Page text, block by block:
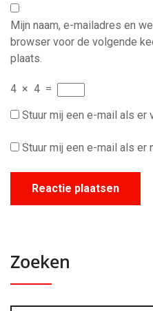
Mijn naam, e-mailadres en
browser voor de volgende
plaats.
4 × 4 =
Stuur mij een e-mail als er
Stuur mij een e-mail als er
Zoeken